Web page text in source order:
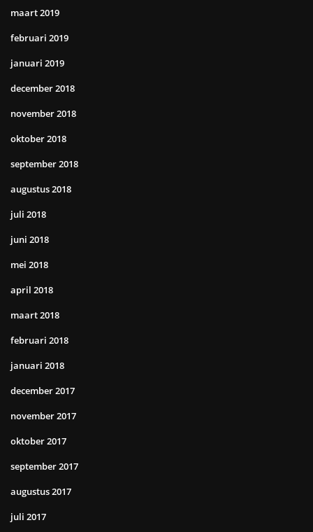
maart 2019
februari 2019
januari 2019
december 2018
november 2018
oktober 2018
september 2018
augustus 2018
juli 2018
juni 2018
mei 2018
april 2018
maart 2018
februari 2018
januari 2018
december 2017
november 2017
oktober 2017
september 2017
augustus 2017
juli 2017